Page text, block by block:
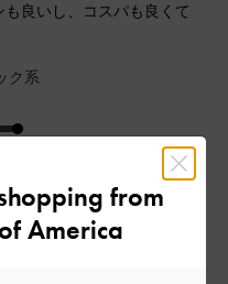
良いし、コスパも良くて
ク系
from
America